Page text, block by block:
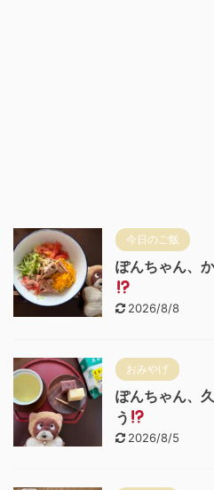
今日のご飯
ぽんちゃん、
2026/8/8
おみやげ
ぽんちゃん、
う
2026/8/5